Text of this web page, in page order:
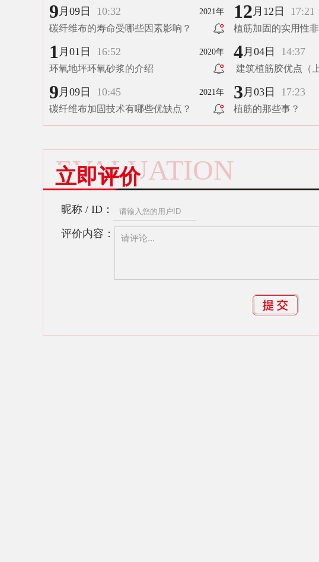
9 月09日 10:32 2021年
碳纤维布的寿命受哪些因素影响？
12 月12日 17:21
植筋加固的实用性
1 月01日 16:52 2020年
环氧地坪环氧砂浆的介绍
4月04日 14:37
建筑植筋胶优点（上
9 月09日 10:45 2021年
碳纤维布加固技术有哪些优缺点？
3 月03日 17:23
植筋的那些事？
立即评价
EVALUATION
昵称 / ID：
评价内容：